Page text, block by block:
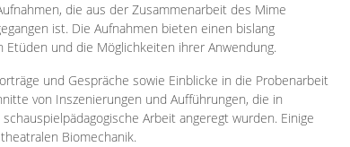
die aus der Zusammenarbeit des Mime
ist. Die Aufnahmen bieten einen bislang
und die Möglichkeiten ihrer Anwendung.
und Gespräche sowie Einblicke in die Probenarbeit
von Inszenierungen und Aufführungen, die in
Arbeit angeregt wurden. Einige
Biomechanik.